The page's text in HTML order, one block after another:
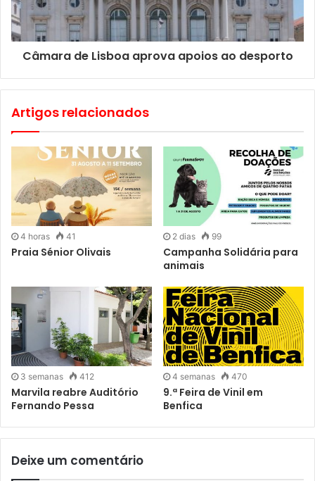
Câmara de Lisboa aprova apoios ao desporto
Artigos relacionados
4 horas 41
Praia Sénior Olivais
2 dias 99
Campanha Solidária para
animais
3 semanas 412
Marvila reabre Auditório
Fernando Pessa
4 semanas 470
9.ª Feira de Vinil em
Benfica
Deixe um comentário